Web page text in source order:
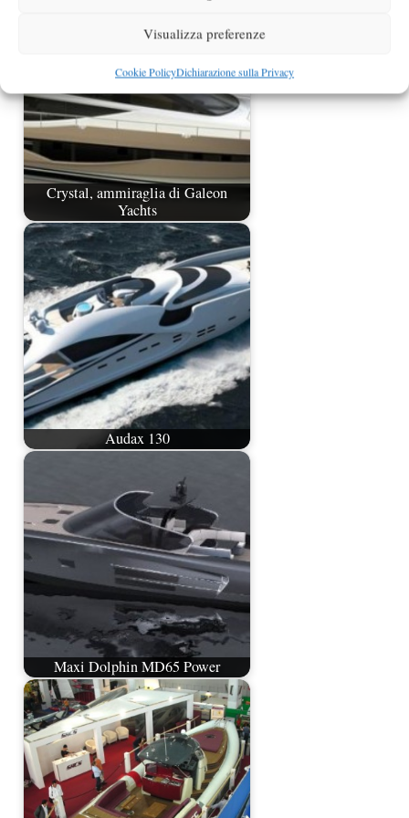
Visualizza preferenze
Cookie PolicyDichiarazione sulla Privacy
Crystal, ammiraglia di Galeon
Yachts
Audax 130
Maxi Dolphin MD65 Power